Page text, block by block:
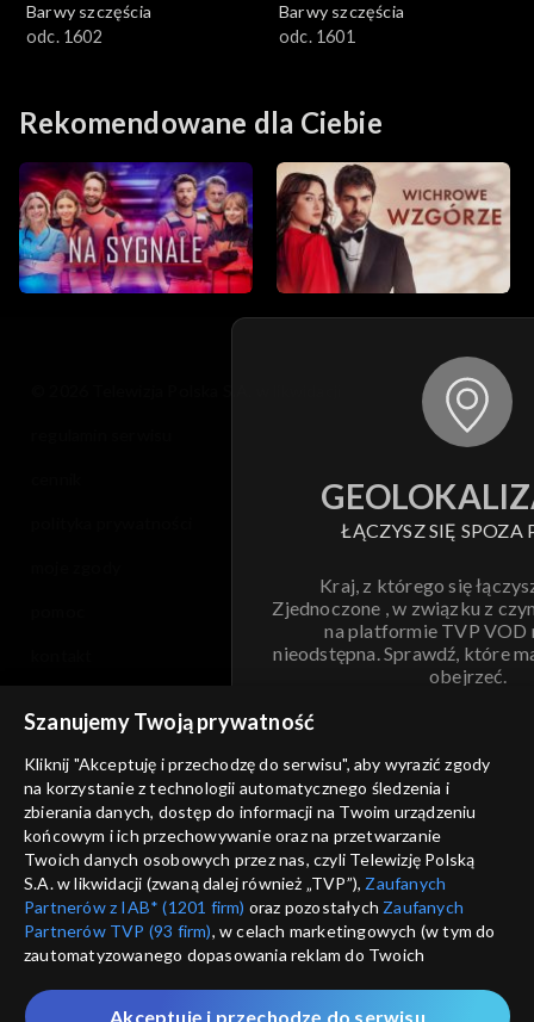
Barwy szczęścia
odc. 1602
Barwy szczęścia
odc. 1601
Rekomendowane dla Ciebie
ŁĄCZYSZ SIĘ SPOZA
Kraj, z którego się
Zjednoczone , w związku z
na platformie TVP VOD
nieodstępna. Sprawdź, które
obejrzeć.
ANULUJ
informacje o dostawcy usług
Szanujemy Twoją prywatność
Kliknij "Akceptuję i przechodzę do serwisu", aby wyrazić zgody
na korzystanie z technologii automatycznego śledzenia i
zbierania danych, dostęp do informacji na Twoim urządzeniu
końcowym i ich przechowywanie oraz na przetwarzanie
Twoich danych osobowych przez nas, czyli Telewizję Polską
S.A. w likwidacji (zwaną dalej również „TVP”), Zaufanych
Partnerów z IAB* (1201 firm) oraz pozostałych Zaufanych
Partnerów TVP (93 firm), w celach marketingowych (w tym do
zautomatyzowanego dopasowania reklam do Twoich
które wskazujemy poniżej, a także zgody na udostępnianie
Akceptuję i przechodzę do serwisu